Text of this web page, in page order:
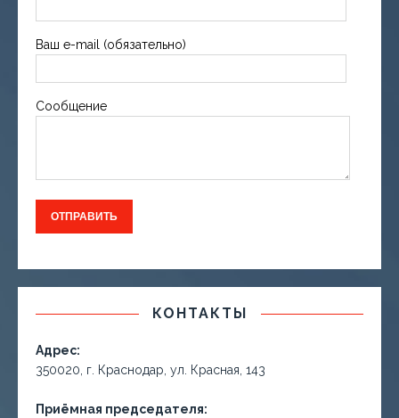
Ваш e-mail (обязательно)
Сообщение
КОНТАКТЫ
Адрес:
350020, г. Краснодар, ул. Красная, 143
Приёмная председателя: